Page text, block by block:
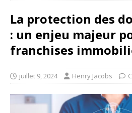
La protection des
: un enjeu majeur
franchises
juillet 9, 2024 Henry Jacobs